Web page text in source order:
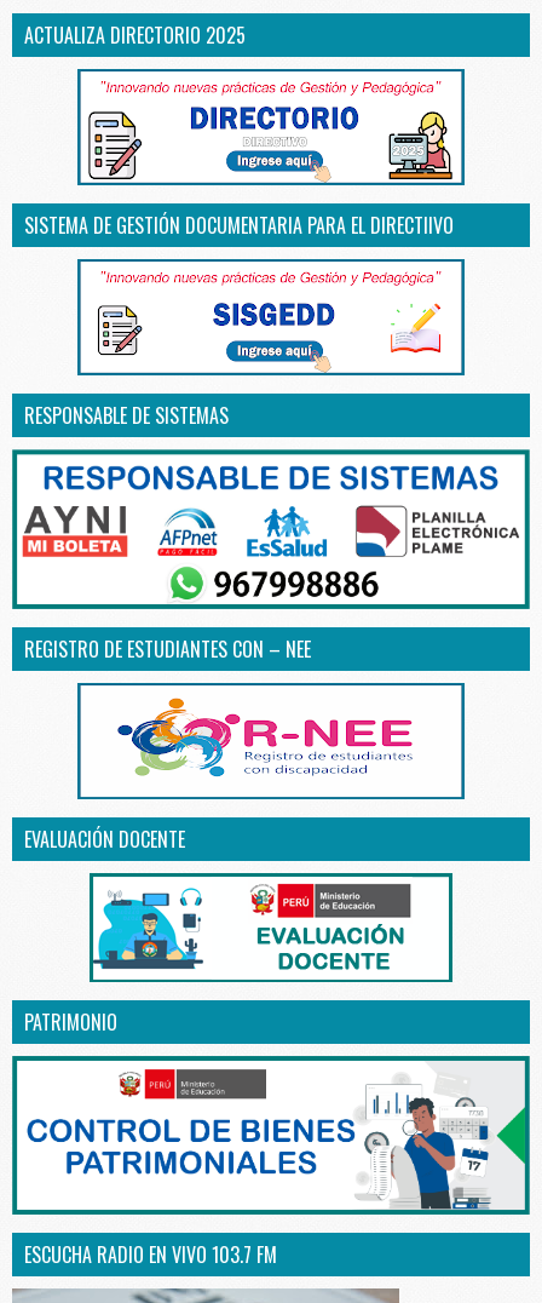
ACTUALIZA DIRECTORIO 2025
SISTEMA DE GESTIÓN DOCUMENTARIA PARA EL DIRECTIIVO
RESPONSABLE DE SISTEMAS
REGISTRO DE ESTUDIANTES CON – NEE
EVALUACIÓN DOCENTE
PATRIMONIO
ESCUCHA RADIO EN VIVO 103.7 FM